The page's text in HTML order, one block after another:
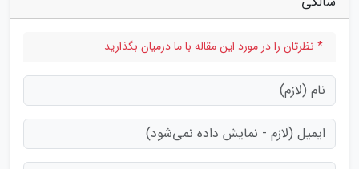
* نظرتان را در مورد این مقاله با ما درمیان بگذارید